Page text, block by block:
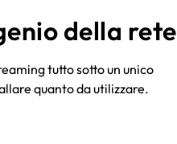
della rete
tutto sotto un unico
quanto da utilizzare.